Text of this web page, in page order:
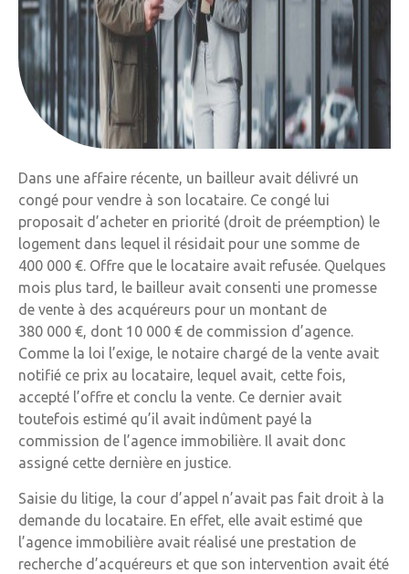
Dans une affaire récente, un bailleur avait délivré un
congé pour vendre à son locataire. Ce congé lui
proposait d’acheter en priorité (droit de préemption) le
logement dans lequel il résidait pour une somme de
400 000 €. Offre que le locataire avait refusée. Quelques
mois plus tard, le bailleur avait consenti une promesse
de vente à des acquéreurs pour un montant de
380 000 €, dont 10 000 € de commission d’agence.
Comme la loi l’exige, le notaire chargé de la vente avait
notifié ce prix au locataire, lequel avait, cette fois,
accepté l’offre et conclu la vente. Ce dernier avait
toutefois estimé qu’il avait indûment payé la
commission de l’agence immobilière. Il avait donc
assigné cette dernière en justice.
Saisie du litige, la cour d’appel n’avait pas fait droit à la
demande du locataire. En effet, elle avait estimé que
l’agence immobilière avait réalisé une prestation de
recherche d’acquéreurs et que son intervention avait été